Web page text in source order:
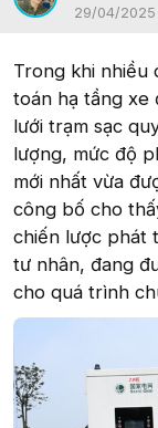
29/04/2025
Trong khi nhiều
toán hạ tầng xe
lưới trạm sạc
lượng, mức độ
mới nhất vừa
công bố cho
chiến lược phát
tư nhân, đang
cho quá trình